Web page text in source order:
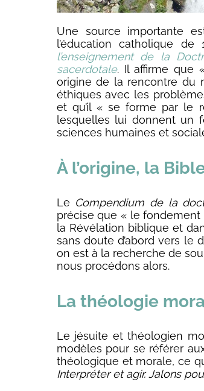
Une source importante
l’éducation catholique de
l’enseignement de la
sacerdotale. Il affirme que
origine de la rencontre du
éthiques avec les
et qu’il « se forme par le
lesquelles lui donnent un
sciences humaines et
À l’origine, la
Le Compendium de la
précise que « le
la Révélation biblique et
sans doute d’abord vers le
on est à la recherche de
nous procédons alors.
La théologie
Le jésuite et théologien
modèles pour se référer
théologique et morale, ce
Interpréter et agir. Jalons